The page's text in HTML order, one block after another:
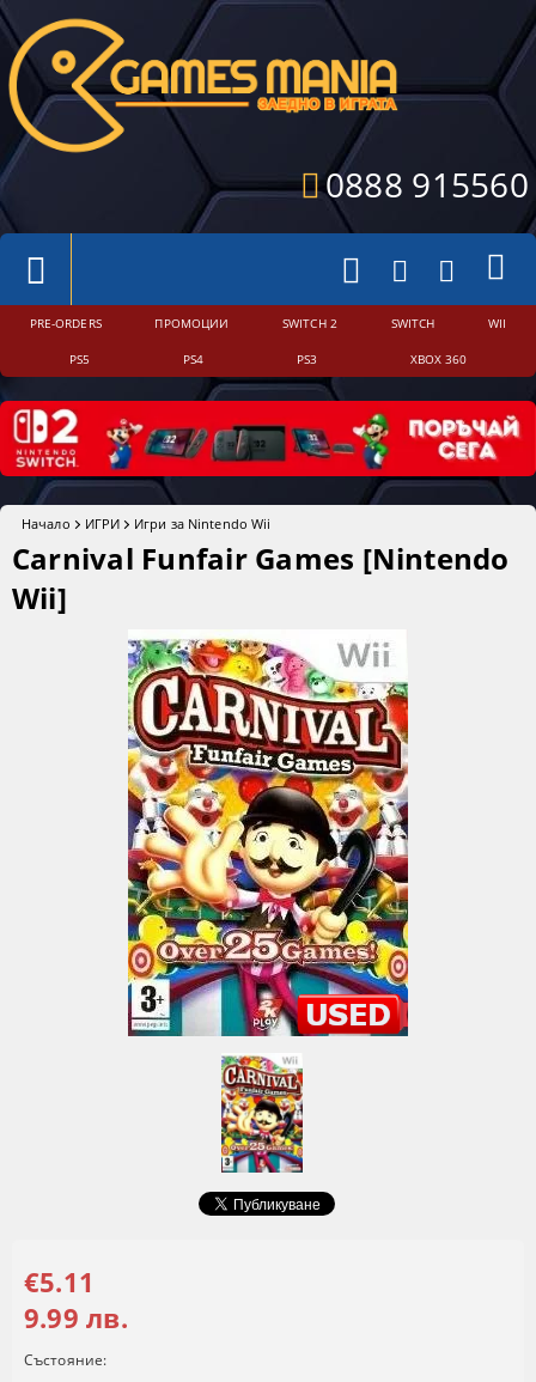
0888 915560
PRE-ORDERS ПРОМОЦИИ SWITCH 2 SWITCH WII
PS5 PS4 PS3 XBOX 360
Начало ИГРИ Игри за Nintendo Wii
Carnival Funfair Games [Nintendo
Wii]
€5.11
9.99 лв.
Състояние: